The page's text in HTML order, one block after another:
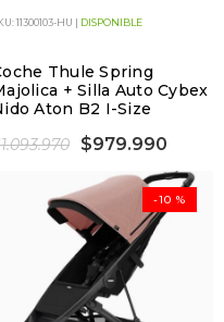
11300103-HU | DISPONIBLE
Thule Spring
+ Silla Auto Cybex
Aton B2 I-Size
$979.990
-10 %